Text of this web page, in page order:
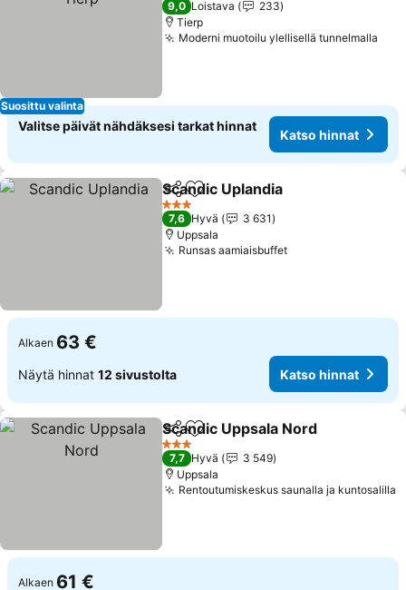
Suosittu valinta
9,0 Loistava
233
Tierp
Moderni muotoilu ylellisellä tunnelmalla
Valitse päivät nähdäksesi tarkat hinnat
Katso hinnat
Jaa Lisää suosikkeihin
Scandic Uplandia
3 Tähtiluokitus
7,6 Hyvä
3 631
Uppsala
Runsas aamiaisbuffet
Alkaen 63 €
Näytä hinnat 12 sivustolta Katso hinnat
Jaa Lisää suosikkeihin
Scandic Uppsala Nord
3 Tähtiluokitus
7,7 Hyvä
3 549
Uppsala
Rentoutumiskeskus saunalla ja kuntosalilla
Alkaen 61 €